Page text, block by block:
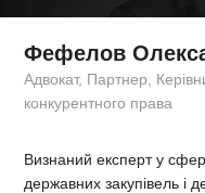
Фефелов
Адвокат, Партнер,
конкурентного права
Визнаний експерт у
державних закупівель і